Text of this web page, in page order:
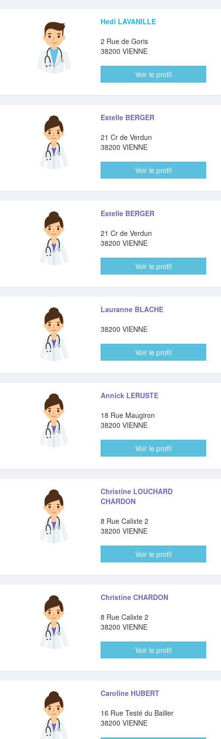
Hedi LAVANILLE
2 Rue de Goris
38200 VIENNE
Voir le profil
Estelle BERGER
21 Cr de Verdun
38200 VIENNE
Voir le profil
Estelle BERGER
21 Cr de Verdun
38200 VIENNE
Voir le profil
Lauranne BLACHE
38200 VIENNE
Voir le profil
Annick LERUSTE
18 Rue Maugiron
38200 VIENNE
Voir le profil
Christine LOUCHARD
CHARDON
8 Rue Calixte 2
38200 VIENNE
Voir le profil
Christine CHARDON
8 Rue Calixte 2
38200 VIENNE
Voir le profil
Caroline HUBERT
16 Rue Testé du Bailler
38200 VIENNE